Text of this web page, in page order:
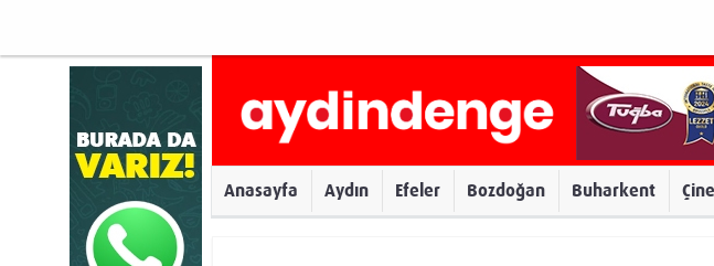
Anasayfa Aydın Efeler Bozdoğan Buharkent Çine